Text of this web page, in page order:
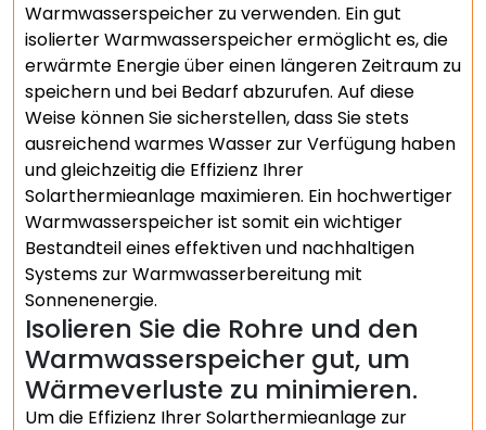
Warmwasserspeicher zu verwenden. Ein gut
isolierter Warmwasserspeicher ermöglicht es, die
erwärmte Energie über einen längeren Zeitraum zu
speichern und bei Bedarf abzurufen. Auf diese
Weise können Sie sicherstellen, dass Sie stets
ausreichend warmes Wasser zur Verfügung haben
und gleichzeitig die Effizienz Ihrer
Solarthermieanlage maximieren. Ein hochwertiger
Warmwasserspeicher ist somit ein wichtiger
Bestandteil eines effektiven und nachhaltigen
Systems zur Warmwasserbereitung mit
Sonnenenergie.
Isolieren Sie die Rohre und den
Warmwasserspeicher gut, um
Wärmeverluste zu minimieren.
Um die Effizienz Ihrer Solarthermieanlage zur